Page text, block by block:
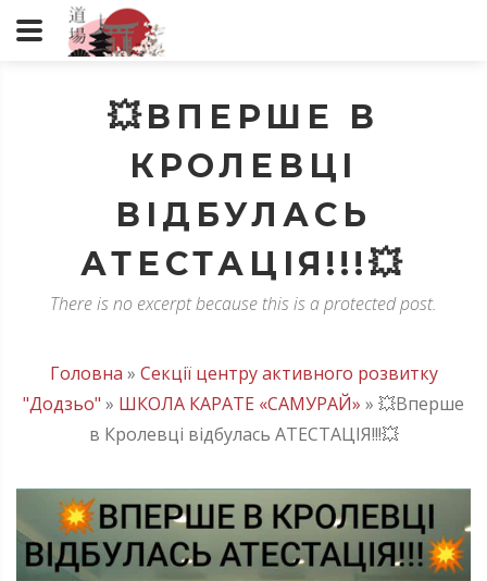
💥ВПЕРШЕ В
КРОЛЕВЦІ
ВІДБУЛАСЬ
АТЕСТАЦІЯ!!!💥
There is no excerpt because this is a protected post.
Головна » Секції центру активного розвитку
"Додзьо" » ШКОЛА КАРАТЕ «САМУРАЙ» » 💥Вперше
в Кролевці відбулась АТЕСТАЦІЯ!!!💥